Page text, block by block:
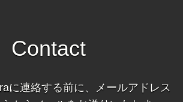
Contact
に連絡する前に、メールアドレス